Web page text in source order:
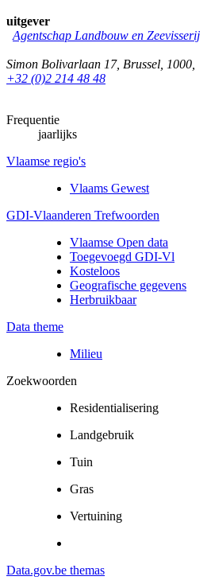
uitgever
Agentschap Landbouw en Zeevisserij
Simon Bolivarlaan 17, Brussel 1000
+32 (0)2 214 48 48
Frequentie
jaarlijks
Vlaamse regio's
Vlaams Gewest
GDI-Vlaanderen Trefwoorden
Vlaamse Open data
Toegevoegd GDI-Vl
Kosteloos
Geografische gegevens
Herbruikbaar
Data theme
Milieu
Zoekwoorden
Residentialisering
Landgebruik
Tuin
Gras
Vertuining
Data.gov.be themas